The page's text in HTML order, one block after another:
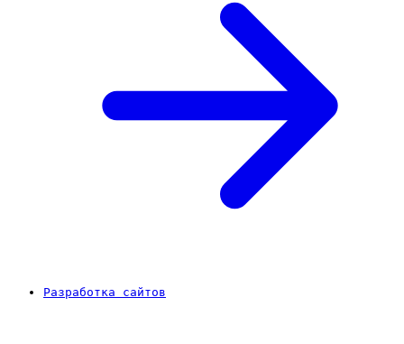
Разработка сайтов